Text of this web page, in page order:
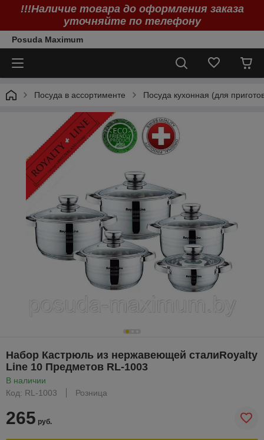
!!!Наличие товара до оформления заказа
уточняйте по телефону
Posuda Maximum
Посуда в ассортименте Посуда кухонная (для
Набор Кастрюль из нержавеющей сталиRoyalty
Line 10 Предметов RL-1003
В наличии
Код: RL-1003
Розница
265 руб.